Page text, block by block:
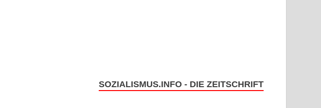
SOZIALISMUS.INFO - DIE ZEITSCHRIFT